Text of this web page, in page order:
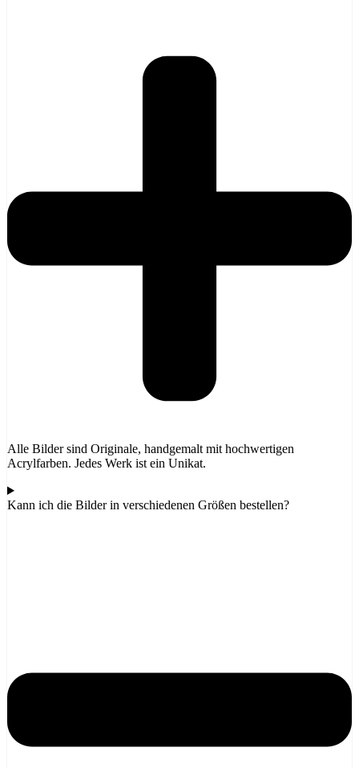
Alle Bilder sind Originale, handgemalt mit hochwertigen
Acrylfarben. Jedes Werk ist ein Unikat.
Kann ich die Bilder in verschiedenen Größen bestellen?